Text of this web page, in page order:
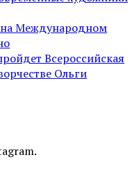
Международном
Всероссийская
Ольги